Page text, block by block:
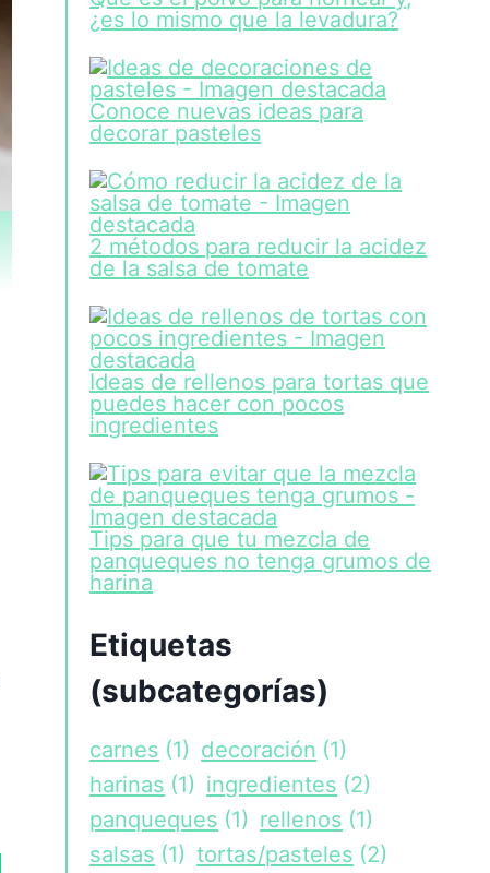
¿es lo mismo que la levadura?
Conoce nuevas ideas para
decorar pasteles
2 métodos para reducir la acidez
de la salsa de tomate
Ideas de rellenos para tortas que
puedes hacer con pocos
ingredientes
Tips para que tu mezcla de
panqueques no tenga grumos de
harina
Etiquetas
(subcategorías)
carnes (1) decoración (1)
harinas (1) ingredientes (2)
panqueques (1) rellenos (1)
salsas (1) tortas/pasteles (2)